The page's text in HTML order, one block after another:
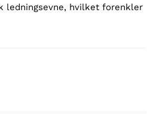
ledningsevne, hvilket forenkler